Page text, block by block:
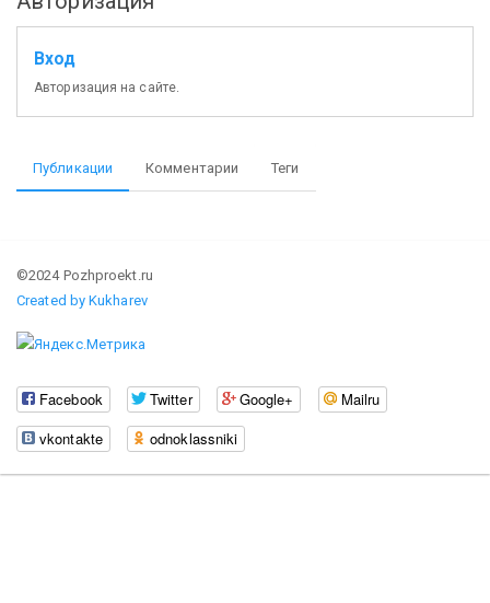
Вход
Авторизация на сайте.
Публикации Комментарии Теги
©2024 Pozhproekt.ru
Created by Kukharev
Facebook Twitter Google+
Mailru
vkontakte
odnoklassniki